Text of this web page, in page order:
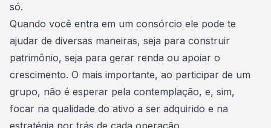
só.
Quando você entra em um consórcio ele pode te
ajudar de diversas maneiras, seja para construir
patrimônio, seja para gerar renda ou apoiar o
crescimento. O mais importante, ao participar de um
grupo, não é esperar pela contemplação, e, sim,
focar na qualidade do ativo a ser adquirido e na
estratégia por trás de cada operação.